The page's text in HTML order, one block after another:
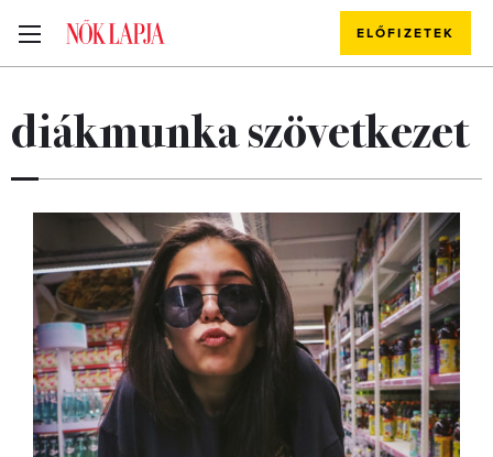
ELŐFIZETEK
diákmunka szövetkezet